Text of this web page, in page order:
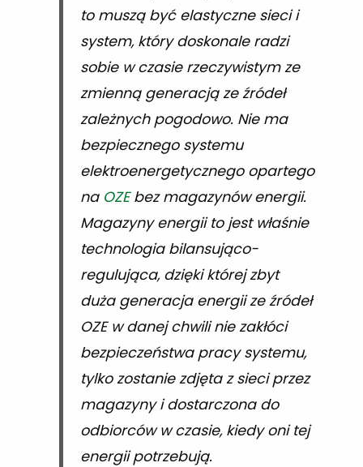
to muszą być elastyczne sieci i
system, który doskonale radzi
sobie w czasie rzeczywistym ze
zmienną generacją ze źródeł
zależnych pogodowo. Nie ma
bezpiecznego systemu
elektroenergetycznego opartego
na OZEbez magazynów energii.
Magazyny energii to jest właśnie
technologia bilansująco-
regulująca, dzięki której zbyt
duża generacja energii ze źródeł
OZE w danej chwili nie zakłóci
bezpieczeństwa pracy systemu,
tylko zostanie zdjęta z sieci przez
magazyny i dostarczona do
odbiorców w czasie, kiedy oni tej
energii potrzebują.